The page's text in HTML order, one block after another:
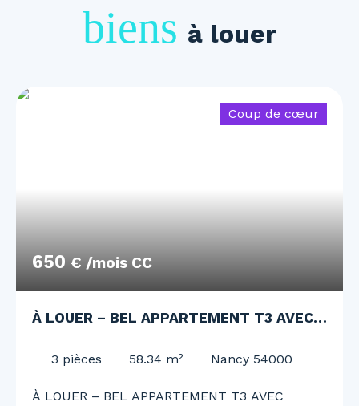
biens à louer
650 € /mois CC
Coup de cœur
À LOUER – BEL APPARTEMENT T3 AVEC
3 pièces 58.34 m² Nancy 54000
À LOUER – BEL APPARTEMENT T3 AVEC